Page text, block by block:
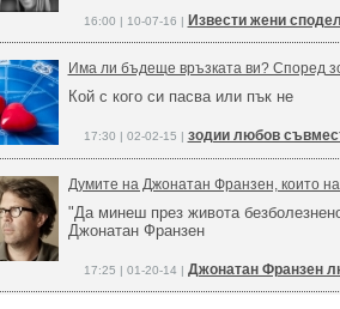
16:00 | 10-07-16 | Извести жени
Има ли бъдеще връзката ви? Според
Кой с кого си пасва или пък не
17:30 | 02-02-15 | зодии любов
Думите на Джонатан Франзен, които
"Да минеш през живота
Джонатан Франзен
17:25 | 01-20-14 | Джонатан Франзен